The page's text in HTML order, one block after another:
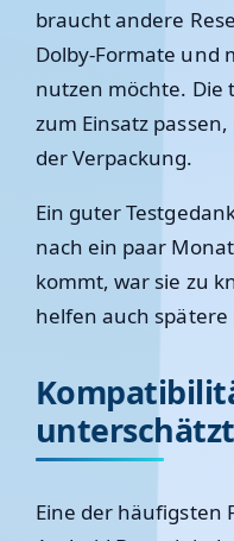
braucht andere
Dolby-Formate und
nutzen möchte. Die
zum Einsatz
der Verpackung.
Ein guter
nach ein paar
kommt, war sie zu
helfen auch
unterschätzt
Eine der häufigsten